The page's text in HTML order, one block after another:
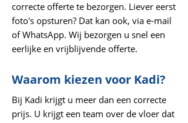
correcte offerte te bezorgen. Liever eerst
foto's opsturen? Dat kan ook, via e-mail
of WhatsApp. Wij bezorgen u snel een
eerlijke en vrijblijvende offerte.
Waarom kiezen voor Kadi?
Bij Kadi krijgt u meer dan een correcte
prijs. U krijgt een team over de vloer dat